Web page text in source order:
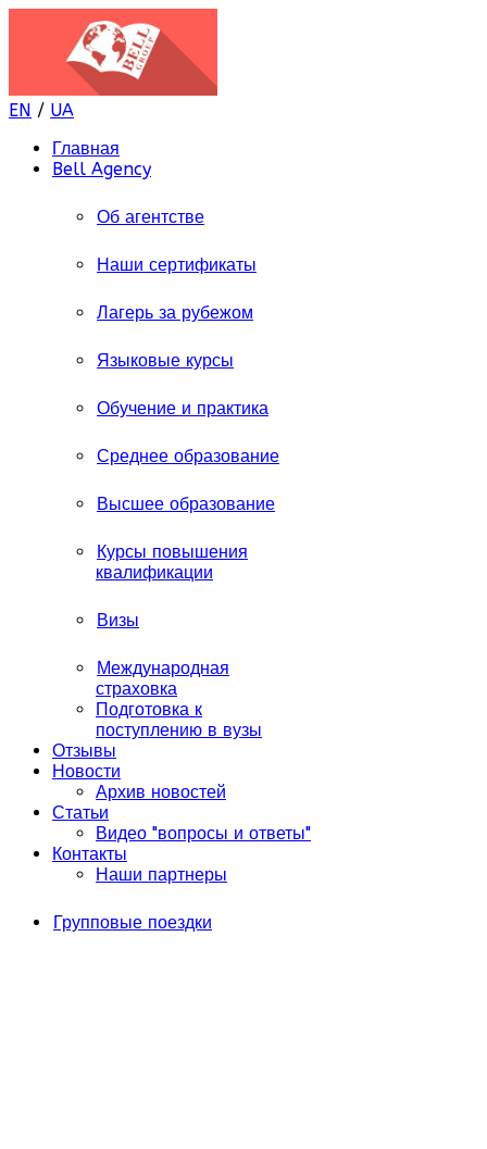
EN / UA
Главная
Bell Agency
Об агентстве
Наши сертификаты
Лагерь за рубежом
Языковые курсы
Обучение и практика
Среднее образование
Высшее образование
Курсы повышения
квалификации
Визы
Международная
страховка
Подготовка к
поступлению в вузы
Отзывы
Новости
Архив новостей
Статьи
Видео "вопросы и ответы"
Контакты
Наши партнеры
Групповые поездки